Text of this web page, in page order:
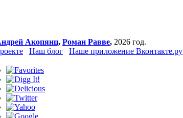
Акопянц, Роман Равве, 2026 год.
Наш блог Наше приложение Вконтакте.ру